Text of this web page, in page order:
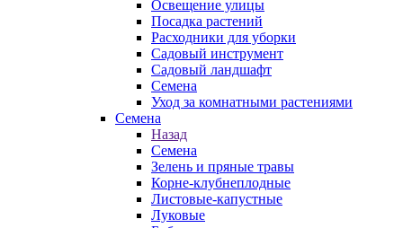
Освещение улицы
Посадка растений
Расходники для уборки
Садовый инструмент
Садовый ландшафт
Семена
Уход за комнатными растениями
Семена
Назад
Семена
Зелень и пряные травы
Корне-клубнеплодные
Листовые-капустные
Луковые